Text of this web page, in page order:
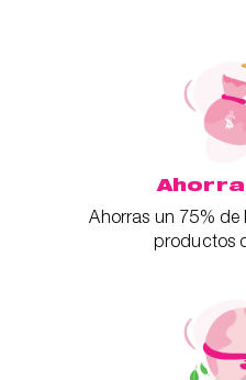
Ahorras un 75% de
productos